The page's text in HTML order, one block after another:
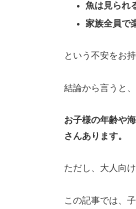
魚は見られ
家族全員で
という不安をお
結論から言うと、
お子様の年齢や
さんあります。
ただし、大人向
この記事では、